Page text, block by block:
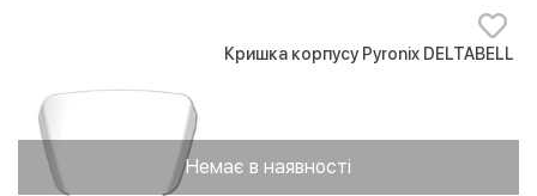
Немає в наявності
Кришка корпусу Pyronix DELTABELL